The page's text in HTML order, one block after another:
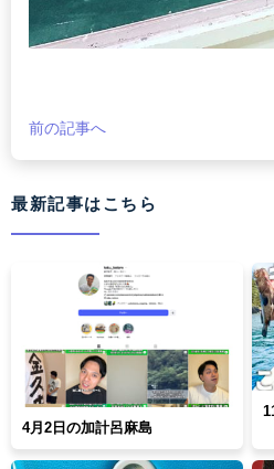
前の記事へ
最新記事はこちら
4月2日の加計呂麻島